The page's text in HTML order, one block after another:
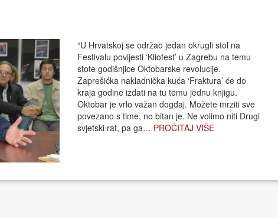
“U Hrvatskoj se održao jedan okrugli stol na
Festivalu povijesti ‘Kliofest’ u Zagrebu na temu
stote godišnjice Oktobarske revolucije.
Zaprešićka nakladnička kuća ‘Fraktura’ će do
kraja godine izdati na tu temu jednu knjigu.
Oktobar je vrlo važan dogđaj. Možete mrziti sve
povezano s time, no bitan je. Ne volimo niti Drugi
svjetski rat, pa ga… PROČITAJ VIŠE